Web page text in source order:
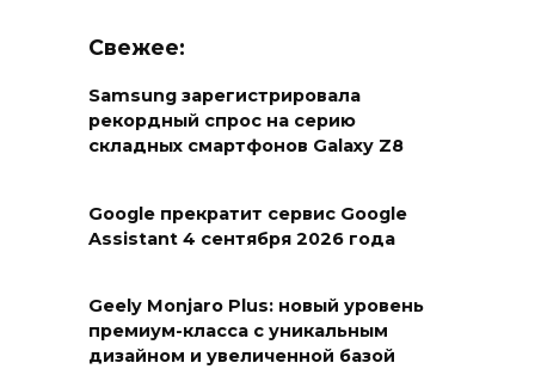
Свежее:
Samsung зарегистрировала
рекордный спрос на серию
складных смартфонов Galaxy Z8
Google прекратит сервис Google
Assistant 4 сентября 2026 года
Geely Monjaro Plus: новый уровень
премиум-класса с уникальным
дизайном и увеличенной базой